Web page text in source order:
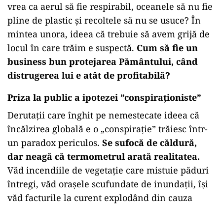
vrea ca aerul să fie respirabil, oceanele să nu fie
pline de plastic și recoltele să nu se usuce? În
mintea unora, ideea că trebuie să avem grijă de
locul în care trăim e suspectă. Cum să fie un
business bun protejarea Pământului, când
distrugerea lui e atât de profitabilă?
Priza la public a ipotezei ”conspiraționiste”
Derutații care înghit pe nemestecate ideea că
încălzirea globală e o „conspirație” trăiesc într-
un paradox periculos. Se sufocă de căldură,
dar neagă că termometrul arată realitatea.
Văd incendiile de vegetație care mistuie păduri
întregi, văd orașele scufundate de inundații, își
văd facturile la curent explodând din cauza